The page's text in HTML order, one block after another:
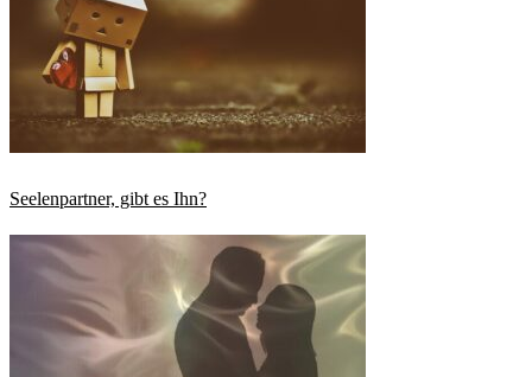
Seelenpartner, gibt es Ihn?